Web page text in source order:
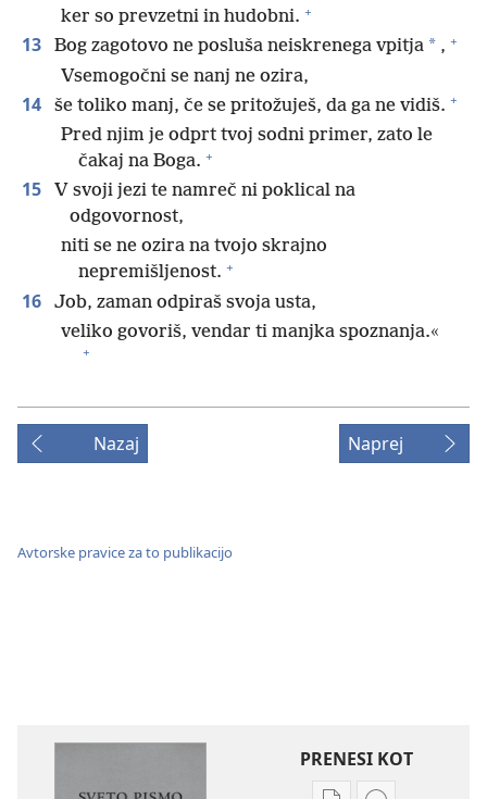
ker so prevzetni in hudobni. +
13 Bog zagotovo ne posluša neiskrenega vpitja * , +
Vsemogočni se nanj ne ozira,
14 še toliko manj, če se pritožuješ, da ga ne vidiš. +
Pred njim je odprt tvoj sodni primer, zato le
čakaj na Boga. +
15
V svoji jezi te namreč ni poklical na
odgovornost,
niti se ne ozira na tvojo skrajno
nepremišljenost. +
16
Job, zaman odpiraš svoja usta,
veliko govoriš, vendar ti manjka spoznanja.«
+
Nazaj Naprej
Avtorske pravice za to publikacijo
PRENESI KOT